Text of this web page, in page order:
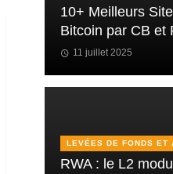
10+ Meilleurs
Bitcoin par CB et
11 juillet 2025
LEVÉES DE FONDS ET
RWA : le L2